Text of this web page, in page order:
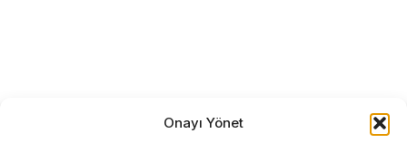
Onayı Yönet